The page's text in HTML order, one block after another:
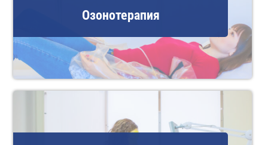
Озонотерапия